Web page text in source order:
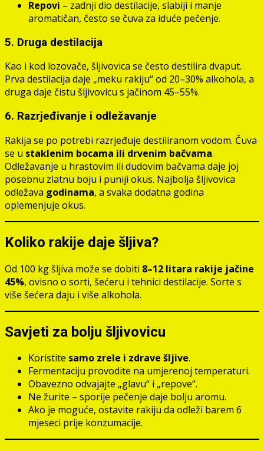
Repovi – zadnji dio destilacije, slabiji i manje
aromatičan, često se čuva za iduće pečenje.
5. Druga destilacija
Kao i kod lozovače, šljivovica se često destilira dvaput.
Prva destilacija daje „meku rakiju“ od 20–30% alkohola, a
druga daje čistu šljivovicu s jačinom 45–55%.
6. Razrjeđivanje i odležavanje
Rakija se po potrebi razrjeđuje destiliranom vodom. Čuva
se u staklenim bocama ili drvenim bačvama.
Odležavanje u hrastovim ili dudovim bačvama daje joj
posebnu zlatnu boju i puniji okus. Najbolja šljivovica
odležava godinama, a svaka dodatna godina
oplemenjuje okus.
Koliko rakije daje šljiva?
Od 100 kg šljiva može se dobiti 8–12 litara rakije jačine
45%, ovisno o sorti, šećeru i tehnici destilacije. Sorte s
više šećera daju i više alkohola.
Savjeti za bolju šljivovicu
Koristite samo zrele i zdrave šljive.
Fermentaciju provodite na umjerenoj temperaturi.
Obavezno odvajajte „glavu“ i „repove“.
Ne žurite – sporije pečenje daje bolju aromu.
Ako je moguće, ostavite rakiju da odleži barem 6
mjeseci prije konzumacije.